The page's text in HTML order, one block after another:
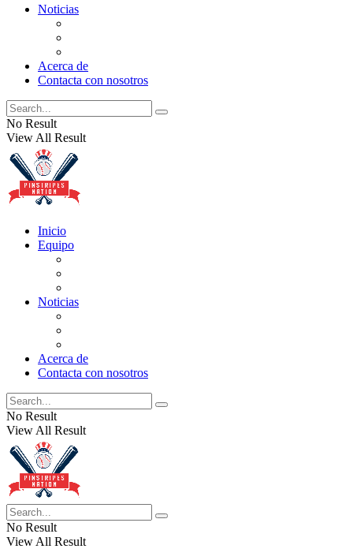
Noticias
Acerca de
Contacta con nosotros
No Result
View All Result
Inicio
Equipo
Noticias
Acerca de
Contacta con nosotros
No Result
View All Result
No Result
View All Result